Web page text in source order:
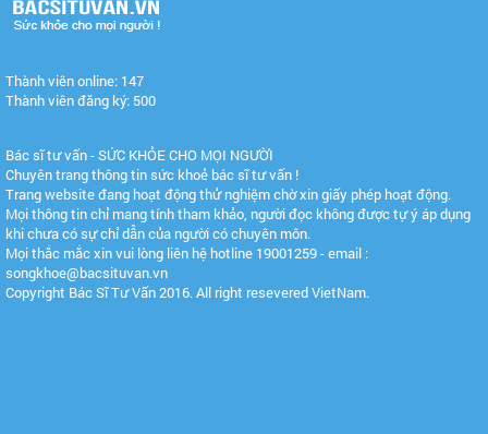
Thành viên online: 147
Thành viên đăng ký: 500
Bác sĩ tư vấn - SỨC KHỎE CHO MỌI NGƯỜI
Chuyên trang thông tin sức khoẻ bác sĩ tư vấn !
Trang website đang hoạt động thử nghiệm chờ xin giấy phép hoạt động.
Mọi thông tin chỉ mang tính tham khảo, người đọc không được tự ý áp dụng
khi chưa có sự chỉ dẫn của người có chuyên môn.
Mọi thắc mắc xin vui lòng liên hệ hotline 19001259 - email :
songkhoe@bacsituvan.vn
Copyright Bác Sĩ Tư Vấn 2016. All right resevered VietNam.